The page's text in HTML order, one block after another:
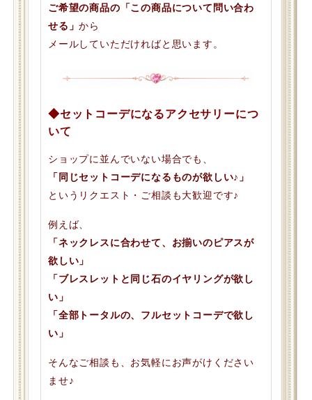
ご希望の商品の「この商品について問い合わ
せる」から
メールしていただければと思います。
◆セットコーデになるアクセサリーにつ
いて
ショップに並んでいない場合でも、
「同じセットコーデになるものが欲しい♪」
というリクエスト・ご相談も大歓迎です♪
例えば、
「ネックレスに合わせて、お揃いのピアスが
欲しい」
「ブレスレットと同じ石のイヤリングが欲し
い」
「全部トータルの、フルセットコーデで欲し
い」
そんなご相談も、お気軽にお声がけください
ませ♪